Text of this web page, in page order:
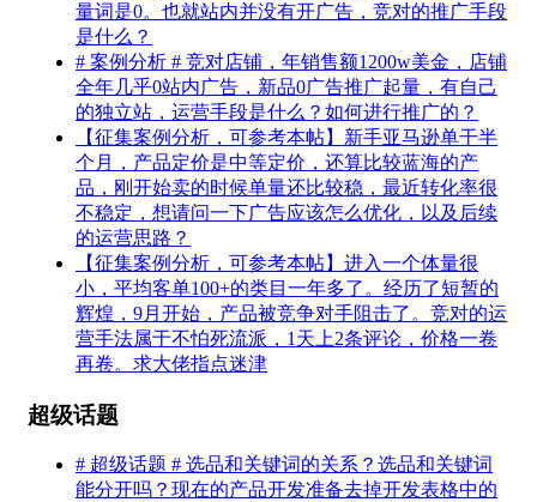
量词是0。也就站内并没有开广告，竞对的推广手段
是什么？
# 案例分析 # 竞对店铺，年销售额1200w美金，店铺
全年几乎0站内广告，新品0广告推广起量，有自己
的独立站，运营手段是什么？如何进行推广的？
【征集案例分析，可参考本帖】新手亚马逊单干半
个月，产品定价是中等定价，还算比较蓝海的产
品，刚开始卖的时候单量还比较稳，最近转化率很
不稳定，想请问一下广告应该怎么优化，以及后续
的运营思路？
【征集案例分析，可参考本帖】进入一个体量很
小，平均客单100+的类目一年多了。经历了短暂的
辉煌，9月开始，产品被竞争对手阻击了。竞对的运
营手法属于不怕死流派，1天上2条评论，价格一卷
再卷。求大佬指点迷津
超级话题
# 超级话题 # 选品和关键词的关系？选品和关键词
能分开吗？现在的产品开发准备去掉开发表格中的